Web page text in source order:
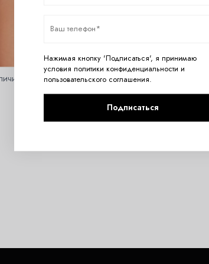
Нажимая кнопку 'Подписаться', я принимаю
условия политики конфиденциальности и
пользовательского соглашения.
Подписаться